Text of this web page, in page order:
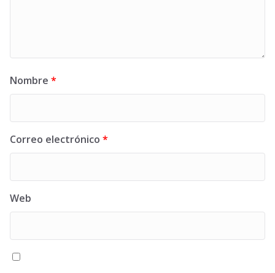
Nombre *
Correo electrónico *
Web